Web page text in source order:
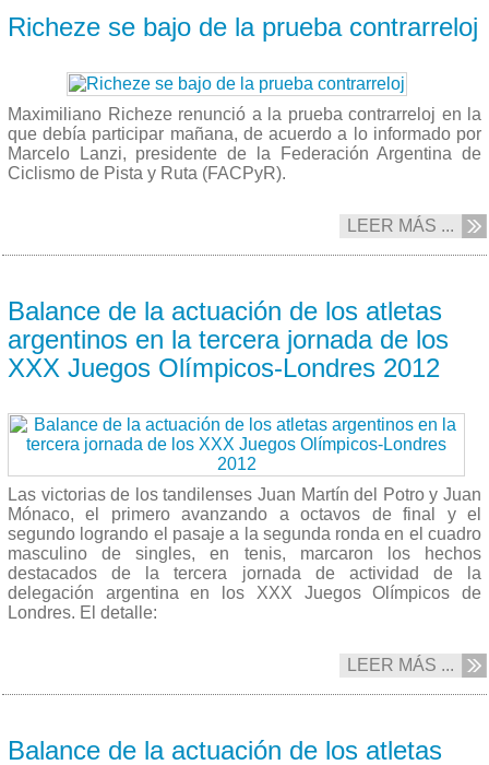
Richeze se bajo de la prueba contrarreloj
Maximiliano Richeze renunció a la prueba contrarreloj en la
que debía participar mañana, de acuerdo a lo informado por
Marcelo Lanzi, presidente de la Federación Argentina de
Ciclismo de Pista y Ruta (FACPyR).
LEER MÁS ...
Balance de la actuación de los atletas
argentinos en la tercera jornada de los
XXX Juegos Olímpicos-Londres 2012
Las victorias de los tandilenses Juan Martín del Potro y Juan
Mónaco, el primero avanzando a octavos de final y el
segundo logrando el pasaje a la segunda ronda en el cuadro
masculino de singles, en tenis, marcaron los hechos
destacados de la tercera jornada de actividad de la
delegación argentina en los XXX Juegos Olímpicos de
Londres. El detalle:
LEER MÁS ...
Balance de la actuación de los atletas